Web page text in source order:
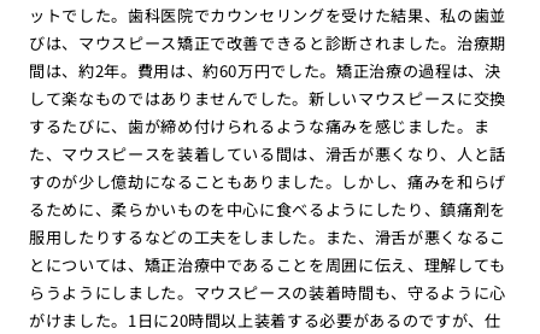
ットでした。歯科医院でカウンセリングを受けた結果、私の歯並
びは、マウスピース矯正で改善できると診断されました。治療期
間は、約2年。費用は、約60万円でした。矯正治療の過程は、決
して楽なものではありませんでした。新しいマウスピースに交換
するたびに、歯が締め付けられるような痛みを感じました。ま
た、マウスピースを装着している間は、滑舌が悪くなり、人と話
すのが少し億劫になることもありました。しかし、痛みを和らげ
るために、柔らかいものを中心に食べるようにしたり、鎮痛剤を
服用したりするなどの工夫をしました。また、滑舌が悪くなるこ
とについては、矯正治療中であることを周囲に伝え、理解しても
らうようにしました。マウスピースの装着時間も、守るように心
がけました。1日に20時間以上装着する必要があるのですが、仕